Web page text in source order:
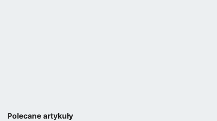
Polecane artykuły